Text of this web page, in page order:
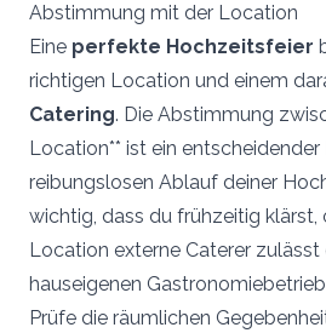
Abstimmung mit der Location
Eine perfekte Hochzeitsfeier
richtigen Location und einem
Catering. Die Abstimmung
Location** ist ein
reibungslosen Ablauf deiner
wichtig, dass du frühzeitig klärst,
Location externe Caterer
hauseigenen
Prüfe die räumlichen